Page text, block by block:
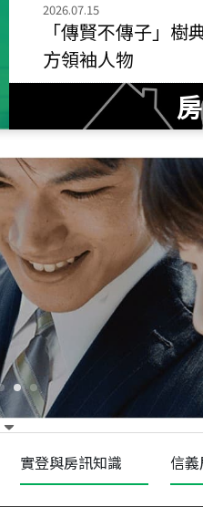
115 年 07 月 成交
台北市中山區
115年07月 成交
十泉十
台北市北投區光
年 07 月 成交
四維天
新竹市新竹市
115 月 成交
菁英典藏
新竹市新竹市
2026.07.15
「傳賢不傳子」
方領袖人物
實登與房訊知識 信